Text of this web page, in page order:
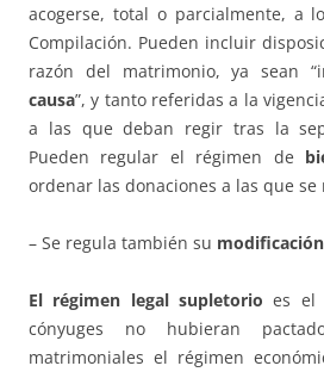
acogerse, total o parcialmente, a
Compilación. Pueden incluir
razón del matrimonio, ya sean
causa”, y tanto referidas a la
a las que deban regir tras la
Pueden regular el régimen de
ordenar las donaciones a las que
– Se regula también su modificación
El régimen legal supletorio es
cónyuges no hubieran
matrimoniales el régimen